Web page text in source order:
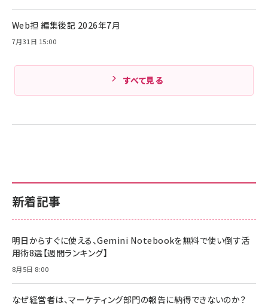
Amazonランキングをもっと見る
新着記事
明日からすぐに使える、Gemini Notebookを無料で使い倒す活
用術8選【週間ランキング】
8月5日 8:00
なぜ経営者は、マーケティング部門の報告に納得できないのか？
Web担 編集後記 2026年7月
7月31日 15:00
すべて見る